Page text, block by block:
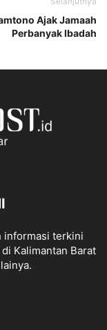
Ajak Jamaah
Perbanyak Ibadah
informasi terkini
Kalimantan Barat